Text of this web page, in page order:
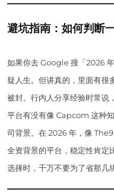
避坑指南：如何判断
如果你去 Google 搜「2026
疑人生。但讲真的，里面有很
被封。行内人分享经验时常说
平台有没有像 Capcom 这种
司背景。在 2026 年，像
全资背景的平台，稳定性肯定
选择时，千万不要为了省那几